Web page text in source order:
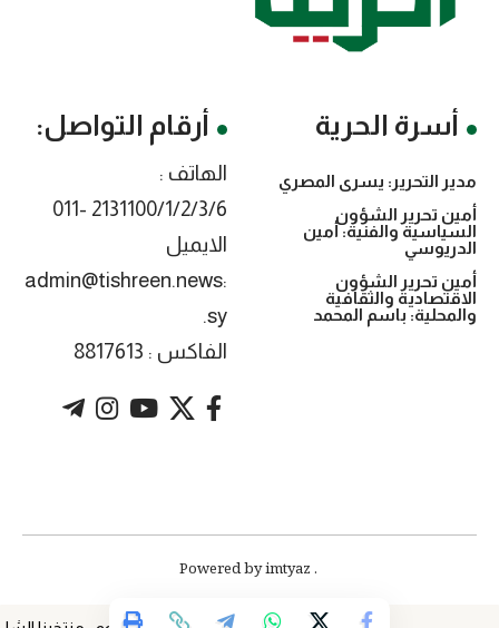
أسرة الحرية
مدير التحرير: يسرى المصري
أمين تحرير الشؤون
السياسية والفنية: أمين
الدريوسي
أمين تحرير الشؤون
الاقتصادية والثقافية
والمحلية: باسم المحمد
أرقام التواصل:
الهاتف :
2131100/1/2/3/6 -011
الايميل
:admin@tishreen.news
.sy
الفاكس : 8817613
. Powered by imtyaz